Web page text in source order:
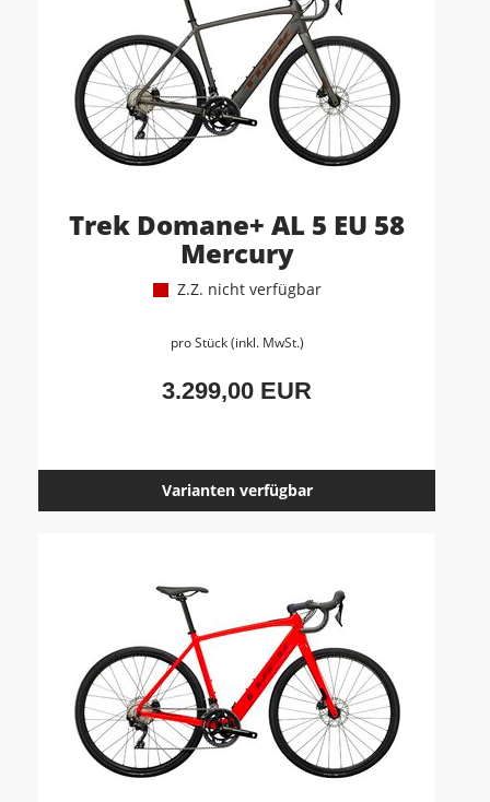
Trek Domane+ AL 5 EU 58
Mercury
Z.Z. nicht verfügbar
pro Stück (inkl. MwSt.)
3.299,00 EUR
Varianten verfügbar